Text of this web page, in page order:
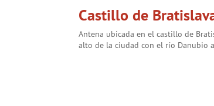
Castillo de
Antena ubicada en el castillo de
alto de la ciudad con el río Danubio